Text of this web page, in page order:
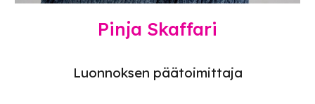
Pinja Skaffari
Luonnoksen päätoimittaja